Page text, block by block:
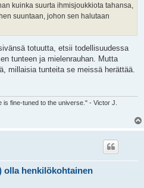
kuinka suurta ihmisjoukkiota tahansa,
suuntaan, johon sen halutaan
totuutta, etsii todellisuudessa
tunteen ja mielenrauhan. Mutta
millaisia tunteita se meissä herättää.
fine-tuned to the universe." - Victor J.
olla henkilökohtainen